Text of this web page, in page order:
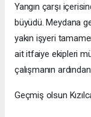
Yangın çarşı
büyüdü. Meydana
yakın işyeri
ait itfaiye ekipleri
çalışmanın
Geçmiş olsun